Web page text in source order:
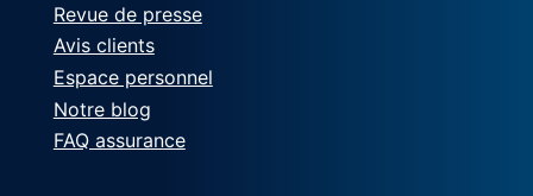
Revue de presse
Avis clients
Espace personnel
Notre blog
FAQ assurance